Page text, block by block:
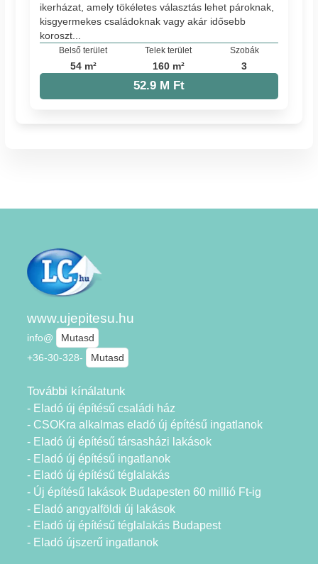
ikerházat, amely tökéletes választás lehet pároknak,
kisgyermekes családoknak vagy akár idősebb
koroszt...
Belső terület
54 m²
Telek terület
160 m²
Szobák
3
52.9 M Ft
www.ujepitesu.hu
info@
Mutasd
+36-30-328-
Mutasd
További kínálatunk
- Eladó új építésű családi ház
- CSOKra alkalmas eladó új építésű ingatlanok
- Eladó új építésű társasházi lakások
- Eladó új építésű ingatlanok
- Eladó új építésű téglalakás
- Új építésű lakások Budapesten 60 millió Ft-ig
- Eladó angyalföldi új lakások
- Eladó új építésű téglalakás Budapest
- Eladó újszerű ingatlanok